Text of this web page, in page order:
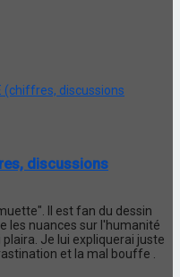
(chiffres, discussions
discussions
Il est fan du dessin
les nuances sur l'humanité
Je lui expliquerai juste
et la mal bouffe .